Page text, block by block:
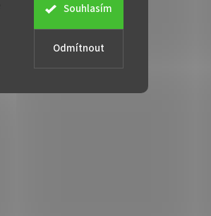
Odmítnout
Souhlasím